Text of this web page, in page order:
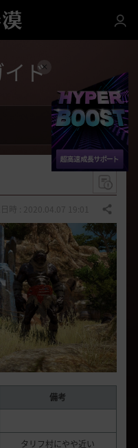
ド
共有する
備考
タリフ村にやや近い